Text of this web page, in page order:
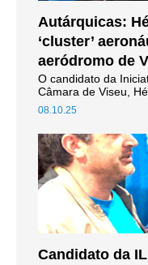
Autárquicas:
‘cluster’
aeródromo de
08.10.25
O candidato da
Câmara de Viseu,
Candidato da